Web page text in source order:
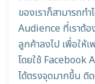
ของเราก็สามารถท
Audience ที่เราต้
ลูกค้าลงไป เพื่อให้
โดยใช้ Facebook
ได้ตรงจุดมากขึ้น